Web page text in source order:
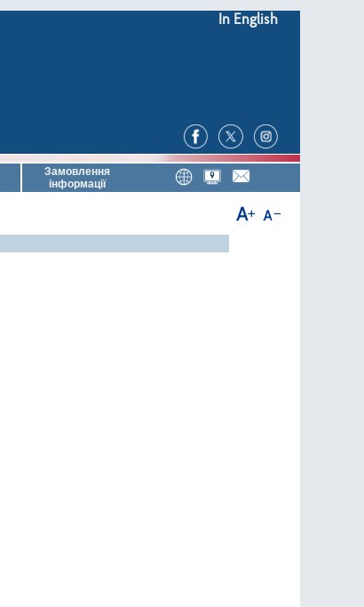
In English
Замовлення
інформації